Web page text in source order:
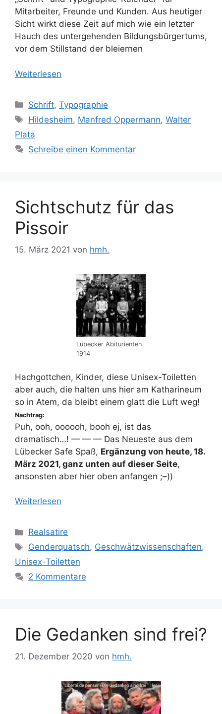
Mitarbeiter, Freunde und Kunden. Aus heutiger
Sicht wirkt diese Zeit auf mich wie ein letzter
Hauch des untergehenden Bildungsbürgertums,
vor dem Stillstand der bleiernen
Weiterlesen
Kategorien
Schrift,Typographie
Schlagwörter
Hildesheim, Manfred Oppermann,Walter
Plata
Schreibe einen Kommentar
Sichtschutz für das
Pissoir
15. März 2021 von hmh.
Lübecker Abiturienten
1914
Hachgottchen, Kinder, diese Unisex-Toiletten
aber auch, die halten uns hier am Katharineum
so in Atem, da bleibt einem glatt die Luft weg!
Nachtrag:
Puh, ooh, oooooh, booh ej, ist das
dramatisch…! — — — Das Neueste aus dem
Lübecker Safe Spaß, Ergänzung von heute, 18.
März 2021, ganz unten auf dieser Seite,
ansonsten aber hier oben anfangen ;–))
Weiterlesen
Kategorien
Realsatire
Schlagwörter
Genderquatsch, Geschwätzwissenschaften,
Unisex-Toiletten
2 Kommentare
Die Gedanken sind frei?
21. Dezember 2020 von hmh.